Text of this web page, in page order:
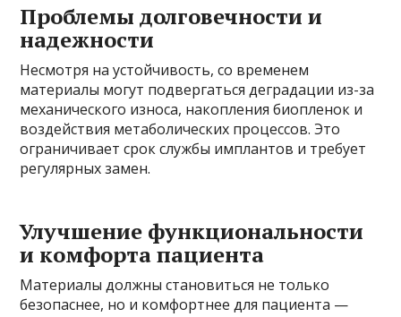
Проблемы долговечности и
надежности
Несмотря на устойчивость, со временем
материалы могут подвергаться деградации из-за
механического износа, накопления биопленок и
воздействия метаболических процессов. Это
ограничивает срок службы имплантов и требует
регулярных замен.
Улучшение функциональности
и комфорта пациента
Материалы должны становиться не только
безопаснее, но и комфортнее для пациента —